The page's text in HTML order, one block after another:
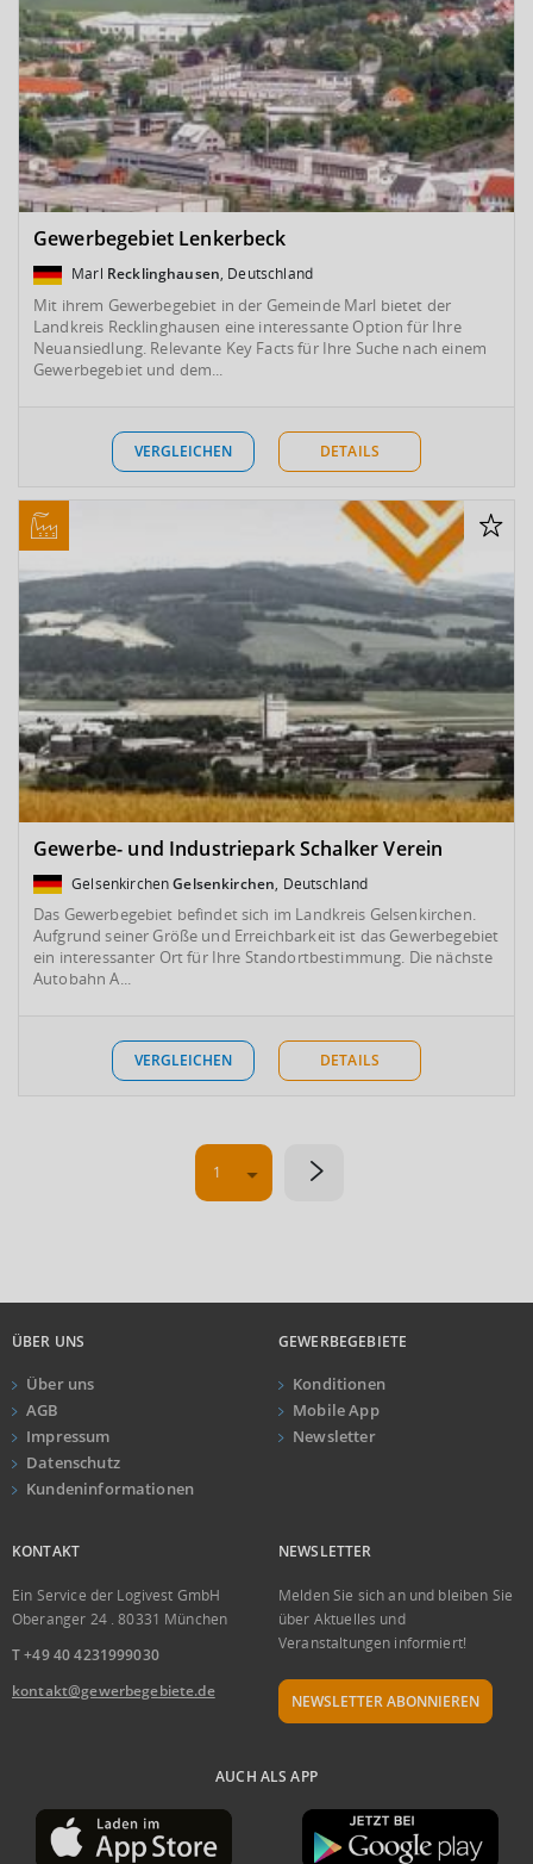
Gewerbegebiet Lenkerbeck
Marl Recklinghausen, Deutschland
Mit ihrem Gewerbegebiet in der Gemeinde Marl bietet der
Landkreis Recklinghausen eine interessante Option für Ihre
Neuansiedlung. Relevante Key Facts für Ihre Suche nach einem
Gewerbegebiet und dem...
VERGLEICHEN DETAILS
Gewerbe- und Industriepark Schalker Verein
GelsenkirchenGelsenkirchen, Deutschland
Das Gewerbegebiet befindet sich im Landkreis Gelsenkirchen.
Aufgrund seiner Größe und Erreichbarkeit ist das Gewerbegebiet
ein interessanter Ort für Ihre Standortbestimmung. Die nächste
Autobahn A...
VERGLEICHEN DETAILS
ÜBER UNS
Über uns
AGB
Impressum
Datenschutz
Kundeninformationen
GEWERBEGEBIETE
Konditionen
Mobile App
Newsletter
KONTAKT
Ein Service der Logivest GmbH
Oberanger 24 . 80331 München
T +49 40 4231999030
kontakt@gewerbegebiete.de
NEWSLETTER
Melden Sie sich an und bleiben Sie
über Aktuelles und
Veranstaltungen informiert!
NEWSLETTER ABONNIEREN
AUCH ALS APP